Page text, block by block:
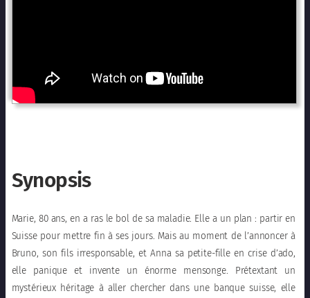
Synopsis
Marie, 80 ans, en a ras le bol de sa maladie. Elle a un plan : partir en
Suisse pour mettre fin à ses jours. Mais au moment de l’annoncer à
Bruno, son fils irresponsable, et Anna sa petite-fille en crise d’ado,
elle panique et invente un énorme mensonge. Prétextant un
mystérieux héritage à aller chercher dans une banque suisse, elle